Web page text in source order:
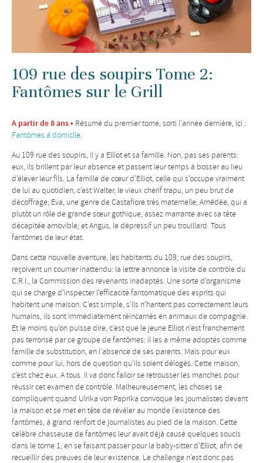
109 rue des soupirs Tome 2:
Fantômes sur le Grill
A partir de 8 ans • Résumé du premier tome, sorti l’année dernière, ici :
Fantômes à domicile.
Au 109 rue des soupirs, il y a Elliot et sa famille. Non, pas ses parents:
eux, ils brillent par leur absence et passent leur temps à bosser au lieu
d’élever leur fils. La famille de cœur d’Elliot, celle qui s’occupe vraiment
de lui au quotidien, c’est Walter, le vieux chérif trapu, un peu brut de
décoffrage; Eva, une genre de Castafiore très maternelle; Amédée, qui a
plutôt un rôle de grande sœur gothique, assez marrante avec sa tête
décapitée amovible; et Angus, le dépressif un peu trouillard. Tous
fantômes de leur état.
Dans cette nouvelle aventure, les habitants du 109, rue des soupirs,
reçoivent un courrier inattendu: la lettre annonce la visite de contrôle du
C.R.I., la Commission des revenants inadaptés. Une sorte d’organisme
qui se charge d’inspecter l’efficacité fantomatique des esprits qui
habitent une maison. C’est simple, s’ils n’hantent pas correctement leurs
humains, ils sont immédiatement réincarnés en animaux de compagnie.
Et le moins qu’on puisse dire, c’est que le jeune Elliot n’est franchement
pas terrorisé par ce groupe de fantômes: il les a même adoptés comme
famille de substitution, en l’absence de ses parents. Mais pour eux
comme pour lui, hors de question qu’ils soient délogés. Cette maison,
c’est chez eux. A tous. Il va donc falloir se retrousser les manches pour
réussir cet examen de contrôle. Malheureusement, les choses se
compliquent quand Ulrika von Paprika convoque les journalistes devant
la maison et se met en tête de révéler au monde l’existence des
fantômes, à grand renfort de journalistes au pied de la maison. Cette
célèbre chasseuse de fantômes leur avait déjà causé quelques soucis
dans le tome 1, en se faisant passer pour la baby-sitter d’Elliot, afin de
recueillir des preuves de leur existence. Le challenge n’est donc pas